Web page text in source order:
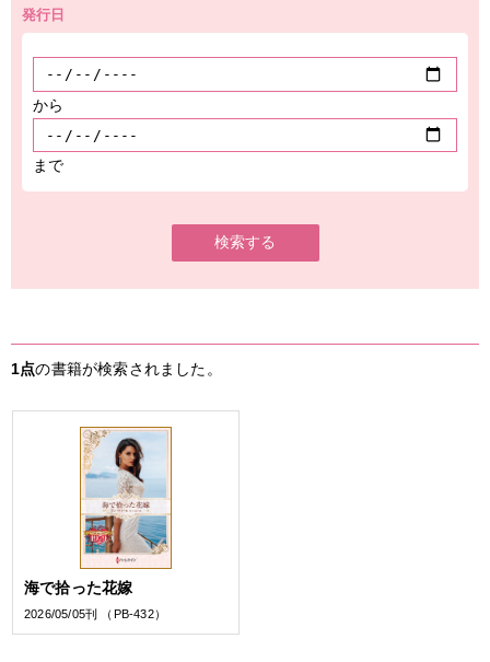
発行日
から
まで
検索する
1点の書籍が検索されました。
海で拾った花嫁
2026/05/05刊 （PB-432）